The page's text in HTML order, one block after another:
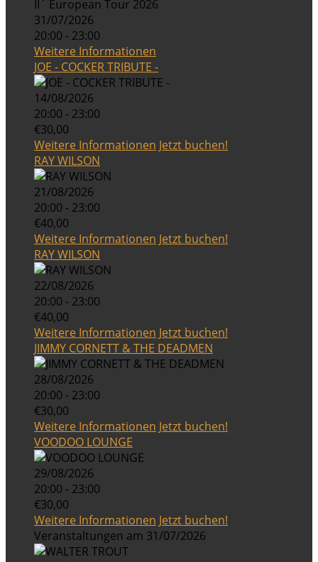
31/07/2026
20:00 - 23:00
Weitere Informationen
JOE - COCKER TRIBUTE -
14/08/2026
20:00 - 23:00
€30,00
Weitere Informationen Jetzt buchen!
RAY WILSON
21/08/2026
20:00 - 23:00
€40,00
Weitere Informationen Jetzt buchen!
RAY WILSON
22/08/2026
20:00 - 23:00
€40,00
Weitere Informationen Jetzt buchen!
JIMMY CORNETT & THE DEADMEN
28/08/2026
20:00 - 23:00
€30,00
Weitere Informationen Jetzt buchen!
VOODOO LOUNGE
29/08/2026
20:00 - 23:00
€30,00
Weitere Informationen Jetzt buchen!
Veranstaltungen am 31/07/2026